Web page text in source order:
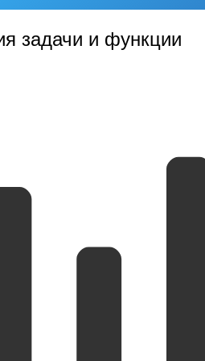
задачи и функции